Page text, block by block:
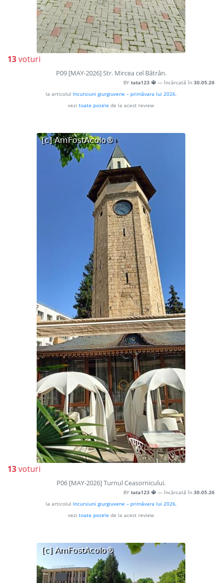
13voturi
P09 [MAY-2026] Str. Mircea cel Bătrân.
BY tata123 🔱 — încărcată în 30.05.26
la articolul Incursiuni giurgiuvene – primăvara lui 2026,
vezi toate pozele de la acest review
13voturi
P06 [MAY-2026] Turnul Ceasornicului.
BY tata123 🔱 — încărcată în 30.05.26
la articolul Incursiuni giurgiuvene – primăvara lui 2026,
vezi toate pozele de la acest review